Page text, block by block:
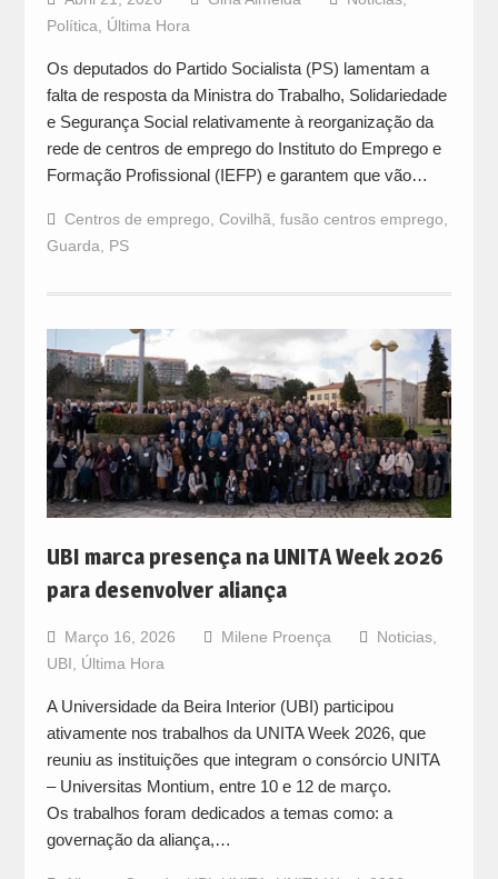
Política, Última Hora
Os deputados do Partido Socialista (PS) lamentam a
falta de resposta da Ministra do Trabalho, Solidariedade
e Segurança Social relativamente à reorganização da
rede de centros de emprego do Instituto do Emprego e
Formação Profissional (IEFP) e garantem que vão…
Centros de emprego, Covilhã, fusão centros emprego,
Guarda, PS
UBI marca presença na UNITA Week 2026
para desenvolver aliança
Março 16, 2026 Milene Proença Noticias,
UBI, Última Hora
A Universidade da Beira Interior (UBI) participou
ativamente nos trabalhos da UNITA Week 2026, que
reuniu as instituições que integram o consórcio UNITA
– Universitas Montium, entre 10 e 12 de março.
Os trabalhos foram dedicados a temas como: a
governação da aliança,…